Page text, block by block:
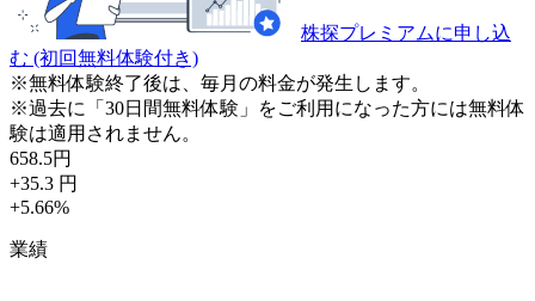
株探プレミアムに申し込
む (初回無料体験付き)
※無料体験終了後は、毎月の料金が発生します。
※過去に「30日間無料体験」をご利用になった方には無料体
験は適用されません。
658.5円
+35.3 円
+5.66%
業績